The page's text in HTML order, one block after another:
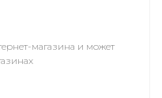
магазина и может